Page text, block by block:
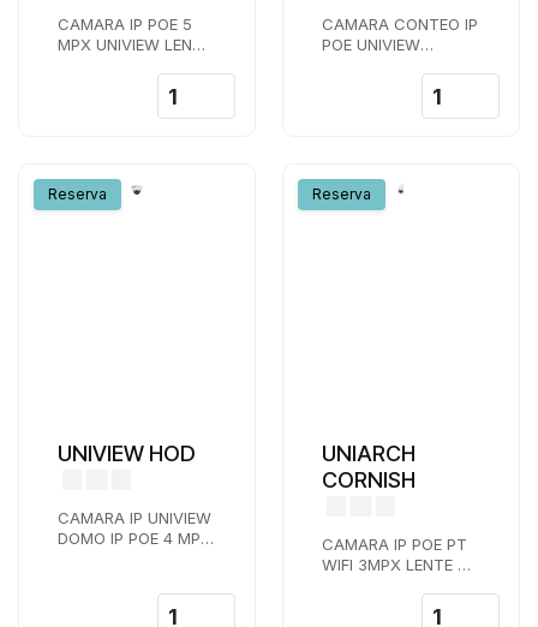
CAMARA IP POE 5
MPX UNIVIEW LENTE
AUDIO RANURA
CAMARA CONTEO IP
POE UNIVIEW
ROSTRO HASTA 40
ROSTRO EN ESCENA
Reserva
UNIVIEW HOD
CAMARA IP UNIVIEW
DOMO IP POE 4 MPX
Reserva
UNIARCH
CORNISH
CAMARA IP POE PT
WIFI 3MPX LENTE 4
BLANCA 30 M WDR